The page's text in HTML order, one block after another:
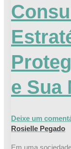
e Sua
Deixe um
Rosielle Pegado
Em uma
Estratégias
para
Proteger
Seu
Bolso
e
Sua
Mente